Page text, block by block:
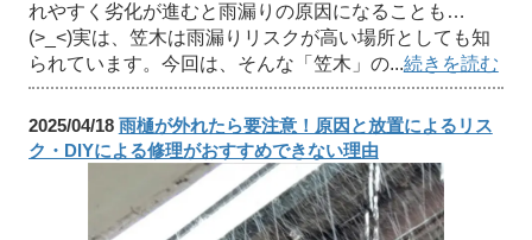
れやすく劣化が進むと雨漏りの原因になることも…
(>_<)実は、笠木は雨漏りリスクが高い場所としても知
られています。今回は、そんな「笠木」の...続きを読む
2025/04/18 雨樋が外れたら要注意！原因と放置によるリス
ク・DIYによる修理がおすすめできない理由